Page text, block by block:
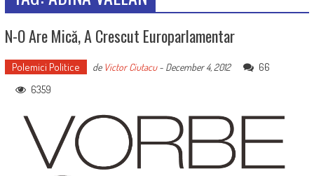
N-O Are Mică, A Crescut Europarlamentar
Polemici Politice de Victor Ciutacu- December 4, 2012
66
6359